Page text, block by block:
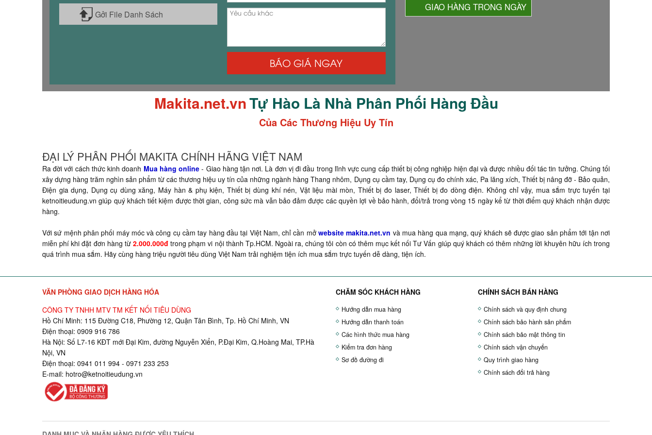
Gởi File Danh Sách
BÁO GIÁ NGAY
GIAO HÀNG TRONG NGÀY
Makita.net.vnTự Hào Là Nhà Phân Phối Hàng Đầu
Của Các Thương Hiệu Uy Tín
ĐẠI LÝ PHÂN PHỐI MAKITA CHÍNH HÃNG VIỆT NAM
Ra đời với cách thức kinh doanh Mua hàng online - Giao hàng tận nơi. Là đơn vị đi đầu trong lĩnh vực cung cấp thiết bị công nghiệp hiện đại và được nhiều đối tác tin tưởng. Chúng tối
xây dựng hàng trăm nghìn sản phẩm từ các thương hiệu uy tín của những ngành hàng Thang nhôm, Dụng cụ cầm tay, Dụng cụ đo chính xác, Pa lăng xích, Thiết bị nâng đỡ - Bảo quản,
Điện gia dụng, Dụng cụ dùng xăng, Máy hàn & phụ kiện, Thiết bị dùng khí nén, Vật liệu mài mòn, Thiết bị đo laser, Thiết bị đo dòng điện. Không chỉ vậy, mua sắm trực tuyến tại
ketnoitieudung.vn giúp quý khách tiết kiệm được thời gian, công sức mà vẫn bảo đảm được các quyền lợi về bảo hành, đổi/trả trong vòng 15 ngày kể từ thời điểm quý khách nhận được
hàng.
Với sứ mệnh phân phối máy móc và công cụ cầm tay hàng đầu tại Việt Nam, chỉ cần mởwebsite makita.net.vn và mua hàng qua mạng, quý khách sẽ được giao sản phẩm tới tận nơi
miễn phí khi đặt đơn hàng từ 2.000.000đtrong phạm vi nội thành Tp.HCM. Ngoài ra, chúng tôi còn có thêm mục kết nối Tư Vấn giúp quý khách có thêm những lời khuyên hữu ích trong
quá trình mua sắm. Hãy cùng hàng triệu người tiêu dùng Việt Nam trải nghiệm tiện ích mua sắm trực tuyến dễ dàng, tiện ích.
VĂN PHÒNG GIAO DỊCH HÀNG HÓA
CÔNG TY TNHH MTV TM KẾT NỐI TIÊU DÙNG
Hồ Chí Minh: 115 Đường C18, Phường 12, Quận Tân Bình, Tp. Hồ Chí Minh, VN
Điện thoại: 0909 916 786
Hà Nội: Số L7-16 KĐT mới Đại Kim, đường Nguyễn Xiển, P.Đại Kim, Q.Hoàng Mai, TP.Hà
Nội, VN
Điện thoại: 0941 011 994 - 0971 233 253
E-mail: hotro@ketnoitieudung.vn
CHĂM SÓC KHÁCH HÀNG
Hướng dẫn mua hàng
Hướng dẫn thanh toán
Các hình thức mua hàng
Kiểm tra đơn hàng
Sơ đồ đường đi
CHÍNH SÁCH BÁN HÀNG
Chính sách và quy định chung
Chính sách bảo hành sản phẩm
Chính sách bảo mật thông tin
Chính sách vận chuyển
Quy trình giao hàng
Chính sách đổi trả hàng